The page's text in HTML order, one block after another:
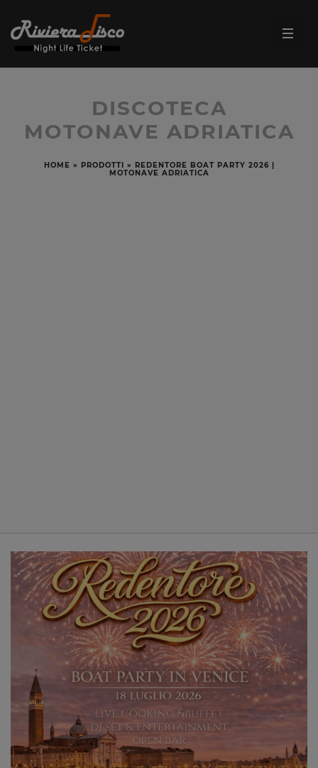
DISCOTECA
MOTONAVE ADRIATICA
HOME » PRODOTTI » REDENTORE BOAT PARTY 2026 |
MOTONAVE ADRIATICA